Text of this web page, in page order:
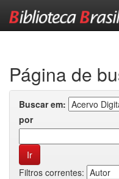
Página de
Buscar em:
por
Filtros correntes: